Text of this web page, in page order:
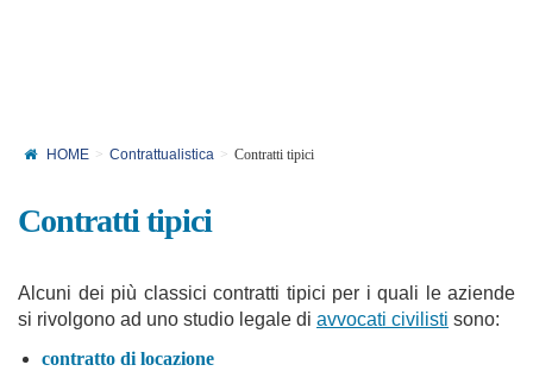
HOME Contrattualistica Contratti tipici
Contratti tipici
Alcuni dei più classici contratti tipici per i quali le aziende
si rivolgono ad uno studio legale di avvocati civilisti sono:
contratto di locazione